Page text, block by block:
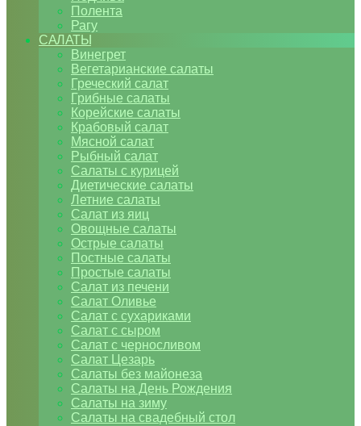
Полента
Рагу
САЛАТЫ
Винегрет
Вегетарианские салаты
Греческий салат
Грибные салаты
Корейские салаты
Крабовый салат
Мясной салат
Рыбный салат
Салаты с курицей
Диетические салаты
Летние салаты
Салат из яиц
Овощные салаты
Острые салаты
Постные салаты
Простые салаты
Салат из печени
Салат Оливье
Салат с сухариками
Салат с сыром
Салат с черносливом
Салат Цезарь
Салаты без майонеза
Салаты на День Рождения
Салаты на зиму
Салаты на свадебный стол